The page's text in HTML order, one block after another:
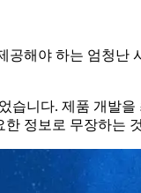
해야 하는 엄청
니다. 제품 개발
정보로 무장하는